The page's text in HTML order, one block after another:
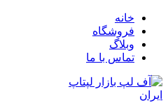
خانه
فروشگاه
وبلاگ
تماس با ما